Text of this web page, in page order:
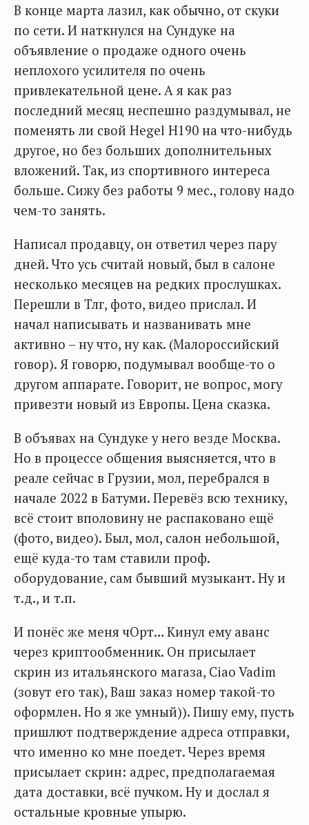
В конце марта лазил, как обычно, от скуки
по сети. И наткнулся на Сундуке на
объявление о продаже одного очень
неплохого усилителя по очень
привлекательной цене. А я как раз
последний месяц неспешно раздумывал, не
поменять ли свой Hegel H190 на что-нибудь
другое, но без больших дополнительных
вложений. Так, из спортивного интереса
больше. Сижу без работы 9 мес., голову надо
чем-то занять.
Написал продавцу, он ответил через пару
дней. Что усь считай новый, был в салоне
несколько месяцев на редких прослушках.
Перешли в Тлг, фото, видео прислал. И
начал написывать и названивать мне
активно – ну что, ну как. (Малороссийский
говор). Я говорю, подумывал вообще-то о
другом аппарате. Говорит, не вопрос, могу
привезти новый из Европы. Цена сказка.
В объявах на Сундуке у него везде Москва.
Но в процессе общения выясняется, что в
реале сейчас в Грузии, мол, перебрался в
начале 2022 в Батуми. Перевёз всю технику,
всё стоит вполовину не распаковано ещё
(фото, видео). Был, мол, салон небольшой,
ещё куда-то там ставили проф.
оборудование, сам бывший музыкант. Ну и
т.д., и т.п.
И понёс же меня чОрт… Кинул ему аванс
через криптообменник. Он присылает
скрин из итальянского магаза, Ciao Vadim
(зовут его так), Ваш заказ номер такой-то
оформлен. Но я же умный)). Пишу ему, пусть
пришлют подтверждение адреса отправки,
что именно ко мне поедет. Через время
присылает скрин: адрес, предполагаемая
дата доставки, всё пучком. Ну и дослал я
остальные кровные упырю.